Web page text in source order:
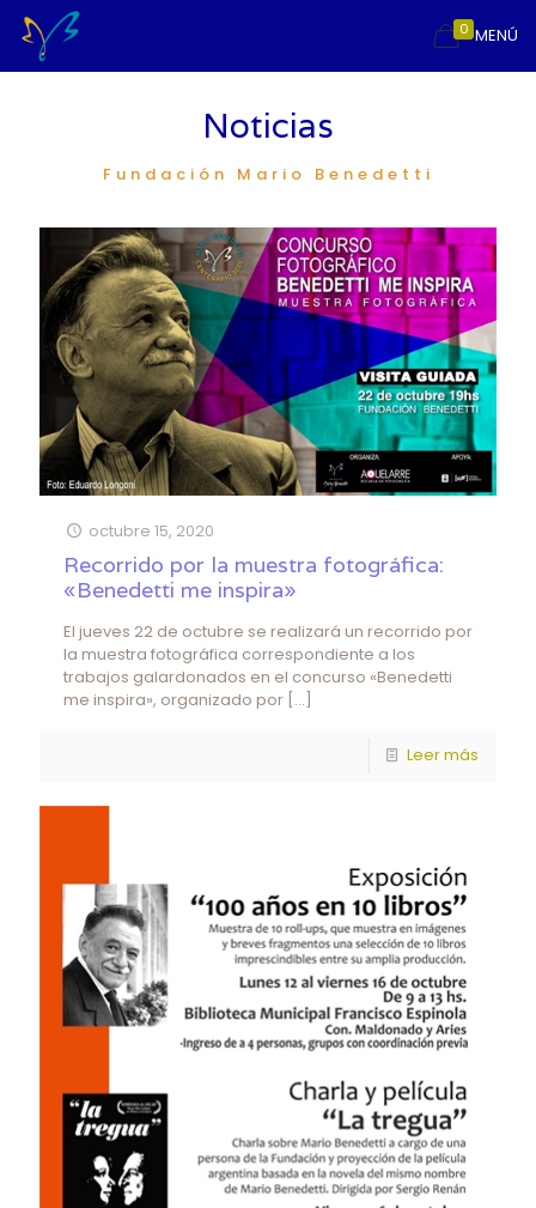
MENÚ
0
Noticias
Fundación Mario Benedetti
octubre 15, 2020
Recorrido por la muestra fotográfica:
«Benedetti me inspira»
El jueves 22 de octubre se realizará un recorrido por
la muestra fotográfica correspondiente a los
trabajos galardonados en el concurso «Benedetti
me inspira», organizado por […]
Leer más